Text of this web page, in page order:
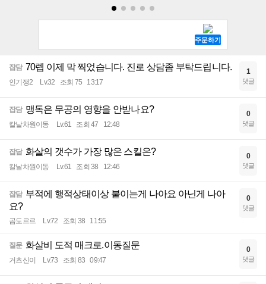
잡담 70렙 이제 막 찍었습니다. 진로 상담좀 부탁드립니다.
인기쟁2 Lv.32 조회 75 13:17
1
댓글
잡담 맹독은 무공의 영향을 안받나요?
칼날차원이동 Lv.61 조회 47 12:48
0
댓글
잡담 화살의 갯수가 가장 많은 스킬은?
칼날차원이동 Lv.61 조회 38 12:46
0
댓글
잡담 부적에 행적상태이상 붙이는게 나아요 아닌게 나아
요?
곰도르르 Lv.72 조회 38 11:55
0
댓글
질문 화살비 도적 매크로.이동질문
거츠신이 Lv.73 조회 83 09:47
0
댓글